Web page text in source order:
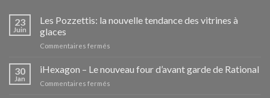
23
Juin
Les Pozzettis: la nouvelle tendance des vitrines à
glaces
Commentaires fermés
Pozzettis:
la
30
Jan
iHexagon – Le nouveau four d’avant garde de Rational
Commentaires fermés